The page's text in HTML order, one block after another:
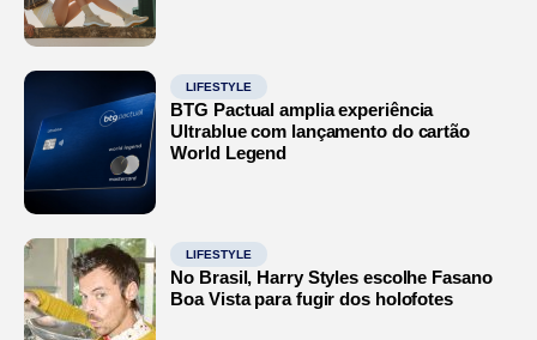
LIFESTYLE
BTG Pactual amplia experiência
Ultrablue com lançamento do cartão
World Legend
LIFESTYLE
No Brasil, Harry Styles escolhe Fasano
Boa Vista para fugir dos holofotes